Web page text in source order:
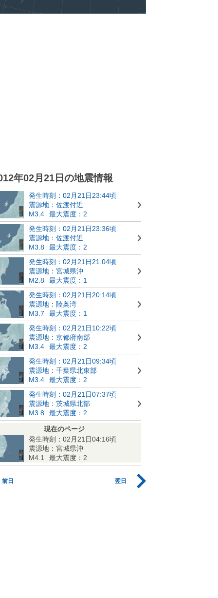
年02月21日の地震情報
発生時刻：02月21日23:44頃
震源地：佐渡付近
M3.4
最大震度：2
発生時刻：02月21日23:36頃
震源地：佐渡付近
M3.8
最大震度：2
発生時刻：02月21日21:04頃
震源地：宮城県沖
M2.8
最大震度：1
発生時刻：02月21日20:14頃
震源地：陸奥湾
M3.7
最大震度：1
発生時刻：02月21日10:22頃
震源地：京都府南部
M3.4
最大震度：2
発生時刻：02月21日09:34頃
震源地：千葉県北東部
M3.4
最大震度：2
発生時刻：02月21日07:37頃
震源地：茨城県北部
M3.8
最大震度：2
現在のページ
発生時刻：02月21日04:16頃
震源地：宮城県沖
M4.1
最大震度：2
前日 翌日